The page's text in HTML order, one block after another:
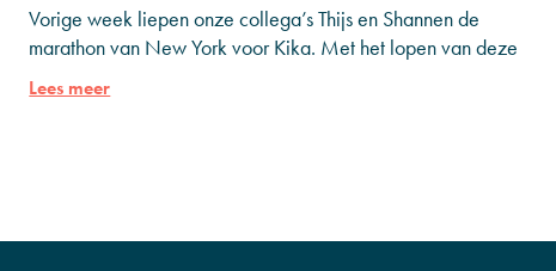
Vorige week liepen onze collega’s Thijs en Shannen de
marathon van New York voor Kika. Met het lopen van deze
marathon haalden ze €15.000 op
Lees meer